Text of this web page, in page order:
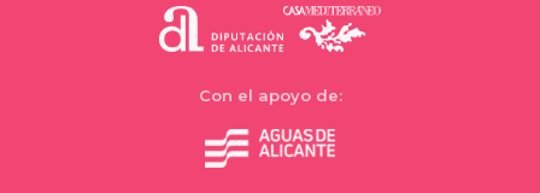
Con el apoyo de: